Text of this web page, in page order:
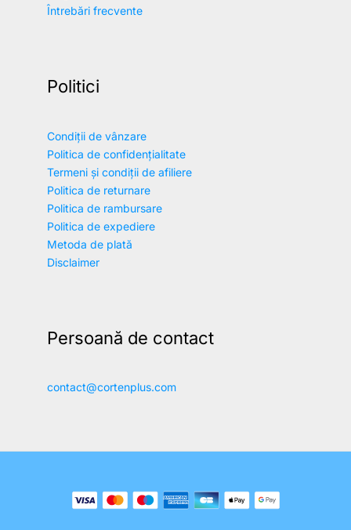
Întrebări frecvente
Politici
Condiții de vânzare
Politica de confidențialitate
Termeni și condiții de afiliere
Politica de returnare
Politica de rambursare
Politica de expediere
Metoda de plată
Disclaimer
Persoană de contact
contact@cortenplus.com